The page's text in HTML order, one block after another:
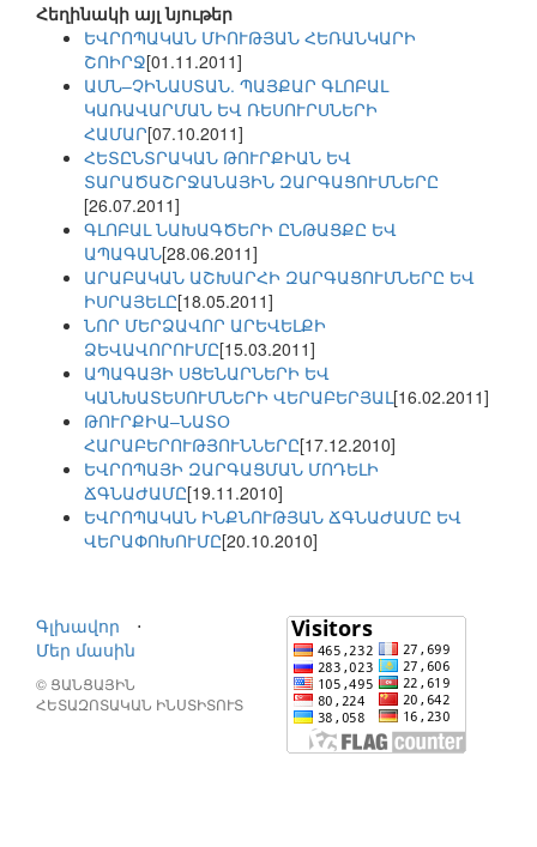
Հեղինակի այլ նյութեր
ԵՎՐՈՊԱԿԱՆ ՄԻՈՒԹՅԱՆ ՀԵՌԱՆԿԱՐԻ
ՇՈԻՐՋ[01.11.2011]
ԱՄՆ–ՉԻՆԱՍՏԱՆ. ՊԱՅՔԱՐ ԳԼՈԲԱԼ
ԿԱՌԱՎԱՐՄԱՆ ԵՎ ՌԵՍՈՒՐՍՆԵՐԻ
ՀԱՄԱՐ[07.10.2011]
ՀԵՏԸՆՏՐԱԿԱՆ ԹՈՒՐՔԻԱՆ ԵՎ
ՏԱՐԱԾԱՇՐՋԱՆԱՅԻՆ ԶԱՐԳԱՑՈՒՄՆԵՐԸ
[26.07.2011]
ԳԼՈԲԱԼ ՆԱԽԱԳԾԵՐԻ ԸՆԹԱՑՔԸ ԵՎ
ԱՊԱԳԱՆ[28.06.2011]
ԱՐԱԲԱԿԱՆ ԱՇԽԱՐՀԻ ԶԱՐԳԱՑՈՒՄՆԵՐԸ ԵՎ
ԻՍՐԱՅԵԼԸ[18.05.2011]
ՆՈՐ ՄԵՐՁԱՎՈՐ ԱՐԵՎԵԼՔԻ
ՁԵՎԱՎՈՐՈՒՄԸ[15.03.2011]
ԱՊԱԳԱՅԻ ՍՑԵՆԱՐՆԵՐԻ ԵՎ
ԿԱՆԽԱՏԵՍՈՒՄՆԵՐԻ ՎԵՐԱԲԵՐՅԱԼ[16.02.2011]
ԹՈՒՐՔԻԱ–ՆԱՏՕ
ՀԱՐԱԲԵՐՈՒԹՅՈՒՆՆԵՐԸ[17.12.2010]
ԵՎՐՈՊԱՅԻ ԶԱՐԳԱՑՄԱՆ ՄՈԴԵԼԻ
ՃԳՆԱԺԱՄԸ[19.11.2010]
ԵՎՐՈՊԱԿԱՆ ԻՆՔՆՈՒԹՅԱՆ ՃԳՆԱԺԱՄԸ ԵՎ
ՎԵՐԱՓՈԽՈՒՄԸ[20.10.2010]
Գլխավոր
⋅
Մեր մասին
© ՑԱՆՑԱՅԻՆ
ՀԵՏԱԶՈՏԱԿԱՆ ԻՆՍՏԻՏՈՒՏ